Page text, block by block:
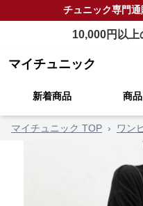
チュニック専門通
10,000円以上
マイチュニック
新着商品 商
マイチュニック TOP › ワン